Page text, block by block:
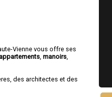
Vienne vous offre ses
appartements ,manoirs
des architectes et des